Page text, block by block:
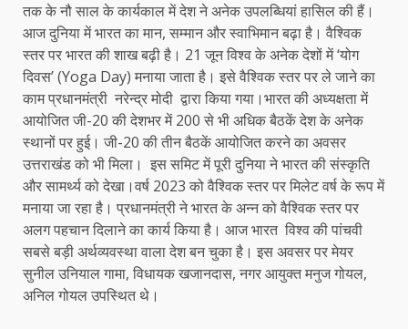
तक के नौ साल के कार्यकाल में देश ने अनेक उपलब्धियां हासिल की हैं।
आज दुनिया में भारत का मान, सम्मान और स्वाभिमान बढ़ा है। वैश्विक
स्तर पर भारत की शाख बढ़ी है। 21 जून विश्व के अनेक देशों में ‘योग
दिवस’ (Yoga Day) मनाया जाता है। इसे वैश्विक स्तर पर ले जाने का
काम प्रधानमंत्री नरेन्द्र मोदी द्वारा किया गया।भारत की अध्यक्षता में
आयोजित जी-20 की देशभर में 200 से भी अधिक बैठकें देश के अनेक
स्थानों पर हुई। जी-20 की तीन बैठकें आयोजित करने का अवसर
उत्तराखंड को भी मिला। इस समिट में पूरी दुनिया ने भारत की संस्कृति
और सामर्थ्य को देखा।वर्ष 2023 को वैश्विक स्तर पर मिलेट वर्ष के रूप में
मनाया जा रहा है। प्रधानमंत्री ने भारत के अन्न को वैश्विक स्तर पर
अलग पहचान दिलाने का कार्य किया है। आज भारत विश्व की पांचवी
सबसे बड़ी अर्थव्यवस्था वाला देश बन चुका है। इस अवसर पर मेयर
सुनील उनियाल गामा, विधायक खजानदास, नगर आयुक्त मनुज गोयल,
अनिल गोयल उपस्थित थे।